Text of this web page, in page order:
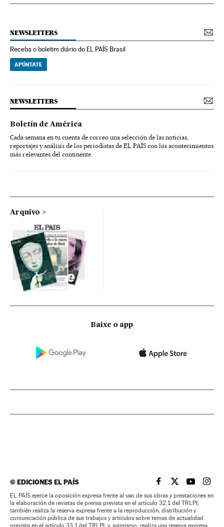
NEWSLETTERS
Receba o boletim diário do EL PAÍS Brasil
APÚNTATE
NEWSLETTERS
Boletín de América
Cada semana en tu cuenta de correo una selección de las noticias,
reportajes y análisis de los periodistas de EL PAÍS con los acontecimientos
más relevantes del continente.
Arquivo
Baixe o app
©EDICIONES EL PAÍS EL PAÍS BRASIL EN
EL PAÍSEL PAÍS
EL
EL PAÍS ejerce la oposición expresa frente al uso de sus obras y prestaciones en
la elaboración de revistas de prensa prevista en el artículo 32.1 del TRLPI;
también realiza la reserva expresa frente a la reproducción, distribución y
comunicación pública de sus trabajos y artículos sobre temas de actualidad
prevista en el artículo 33.1 del TRLPI; y, asimismo, realiza una reserva expresa